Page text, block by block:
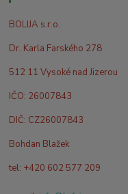
BOLIJA s.r.o.
Dr. Karla Farského 278
512 11 Vysoké nad Jizerou
IČO: 26007843
DIČ: CZ26007843
Bohdan Blažek
tel: +420 602 577 209